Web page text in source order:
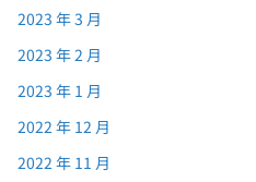
2023 年 3 月
2023 年 2 月
2023 年 1 月
2022 年 12 月
2022 年 11 月